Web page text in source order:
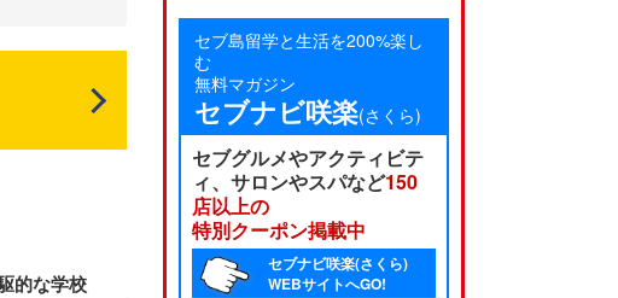
的な学校
セブ島留学と生活を200%楽し
む
無料マガジン
セブナビ咲楽(さくら)
セブグルメやアクティビテ
ィ、サロンやスパなど150
店以上の
特別クーポン掲載中
セブナビ咲楽(さくら)
WEBサイトへGO!